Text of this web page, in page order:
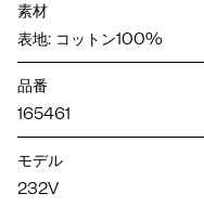
素材
表地: コットン100%
品番
165461
モデル
232V